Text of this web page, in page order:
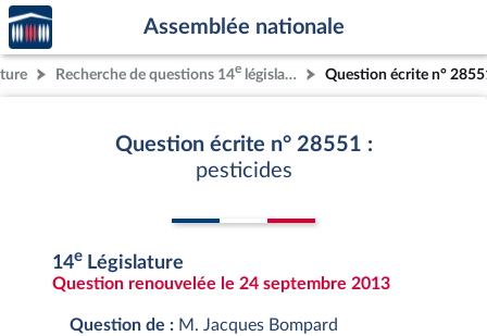
Aller au contenu
Aller en bas de la page
Accèder
à la
page
d'accueil
Assemblée nationale
Recherche de questions 14e législature Question écrite n°
Question écrite n° 28551 :
pesticides
14e Législature
Question renouvelée le 24 septembre 2013
Question de : M. Jacques Bompard